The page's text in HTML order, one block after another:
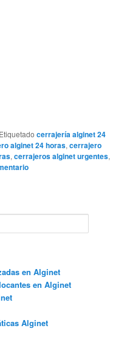
Etiquetado cerrajería alginet 24
alginet 24 horas,cerrajero
,cerrajeros alginet urgentes,
en Alginet
en Alginet
Alginet